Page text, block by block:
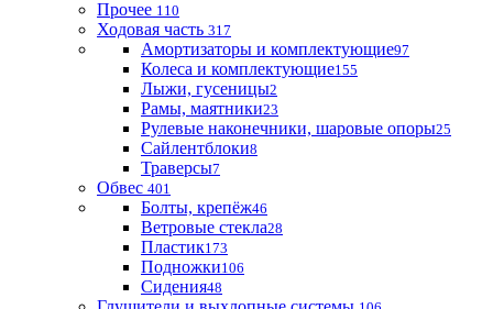
Прочее 110
Ходовая часть 317
Амортизаторы и комплектующие97
Колеса и комплектующие155
Лыжи, гусеницы2
Рамы, маятники23
Рулевые наконечники, шаровые опоры25
Сайлентблоки8
Траверсы7
Обвес 401
Болты, крепёж46
Ветровые стекла28
Пластик173
Подножки106
Сидения48